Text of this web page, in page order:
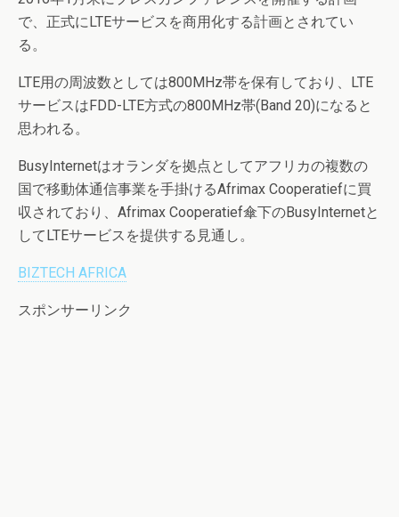
で、正式にLTEサービスを商用化する計画とされてい
る。
LTE用の周波数としては800MHz帯を保有しており、LTE
サービスはFDD-LTE方式の800MHz帯(Band 20)になると
思われる。
BusyInternetはオランダを拠点としてアフリカの複数の
国で移動体通信事業を手掛けるAfrimax Cooperatiefに買
収されており、Afrimax Cooperatief傘下のBusyInternetと
してLTEサービスを提供する見通し。
BIZTECH AFRICA
スポンサーリンク